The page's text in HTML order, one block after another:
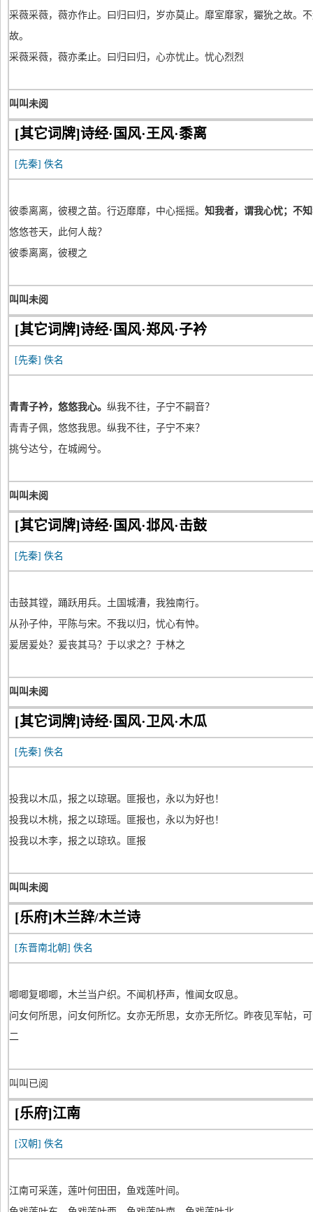
采薇采薇，薇亦作止。曰归曰归，岁亦莫止。靡室靡家，玁狁之故。
故。
采薇采薇，薇亦柔止。曰归曰归，心亦忧止。忧心烈烈
叫叫未阅
[其它词牌]诗经·国风·王风·黍离
[先秦] 佚名
彼黍离离，彼稷之苗。行迈靡靡，中心摇摇。 知我者，谓我心忧；不
悠悠苍天，此何人哉？
彼黍离离，彼稷之
叫叫未阅
[其它词牌]诗经·国风·郑风·子衿
[先秦] 佚名
青青子衿，悠悠我心。 纵我不往，子宁不嗣音？
青青子佩，悠悠我思。纵我不往，子宁不来？
挑兮达兮，在城阙兮。
叫叫未阅
[其它词牌]诗经·国风·邶风·击鼓
[先秦] 佚名
击鼓其镗，踊跃用兵。土国城漕，我独南行。
从孙子仲，平陈与宋。不我以归，忧心有忡。
爰居爰处？爰丧其马？于以求之？于林之
叫叫未阅
[其它词牌]诗经·国风·卫风·木瓜
[先秦] 佚名
投我以木瓜，报之以琼琚。匪报也，永以为好也！
投我以木桃，报之以琼瑶。匪报也，永以为好也！
投我以木李，报之以琼玖。匪报
叫叫未阅
[乐府]木兰辞/木兰诗
[东晋南北朝] 佚名
唧唧复唧唧，木兰当户织。不闻机杼声，惟闻女叹息。
问女何所思，问女何所忆。女亦无所思，女亦无所忆。昨夜见军帖，
二
叫叫已阅
[乐府]江南
[汉朝] 佚名
江南可采莲，莲叶何田田，鱼戏莲叶间。